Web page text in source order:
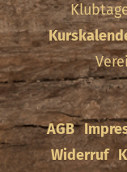
AGB
Widerruf